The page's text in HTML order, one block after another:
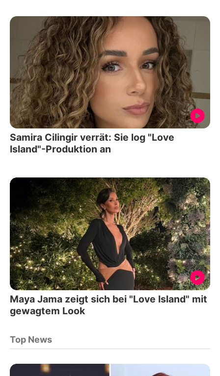
Samira Cilingir verrät: Sie log "Love
Island"-Produktion an
Maya Jama zeigt sich bei "Love Island" mit
gewagtem Look
Top News